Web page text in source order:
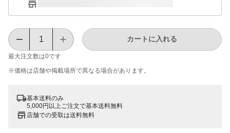
最大注文数は0です
カートに入れる
※価格は​店舗や​掲載場所で​異なる​場合が​あります。
基本送料のみ
5,000円以上ご注文で基本送料無料
店舗での受取は送料無料